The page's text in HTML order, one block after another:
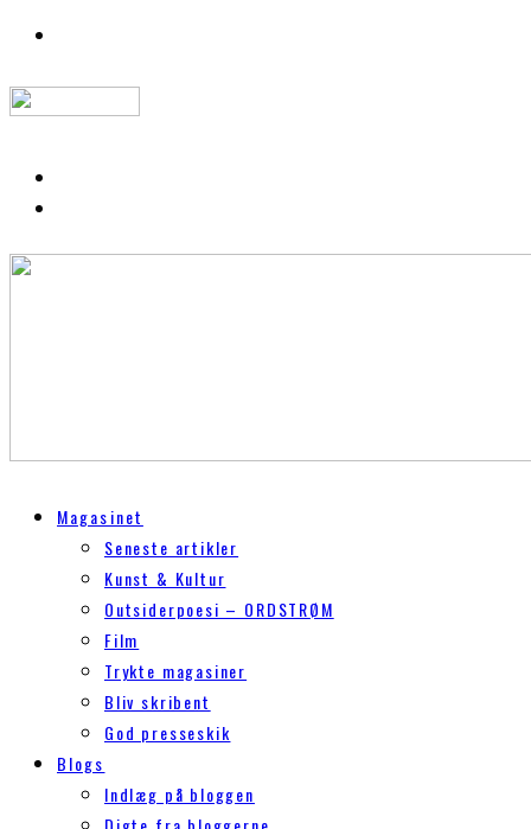
Magasinet
Seneste artikler
Kunst & Kultur
Outsiderpoesi – ORDSTRØM
Film
Trykte magasiner
Bliv skribent
God presseskik
Blogs
Indlæg på bloggen